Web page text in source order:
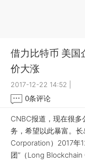
借力比特币 美国
价大涨
2017-12-22 14:52
0条评论
CNBC报道，现在很
务，希望以此暴富。
Corporation）2017年
团”（Long